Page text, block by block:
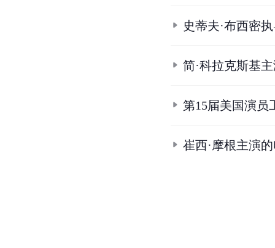
史蒂夫·布西密
简·科拉克斯基
第15届美国演员
崔西·摩根主演